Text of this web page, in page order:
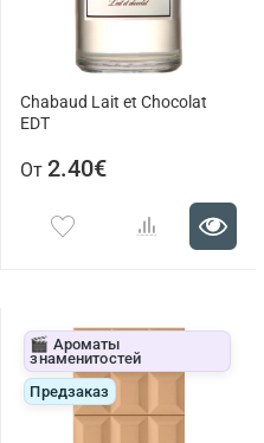
Chabaud Lait et Chocolat
EDT
От 2.40€
🎬 Ароматы
знаменитостей
Предзаказ